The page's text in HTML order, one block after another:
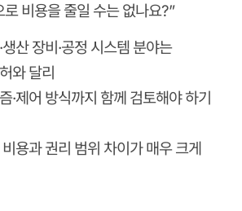
로 비용을 줄일 수는 없나요?”
산 장비·공정 시스템 분야는
와 달리
·제어 방식까지 함께 검토해야 하기
용과 권리 범위 차이가 매우 크게